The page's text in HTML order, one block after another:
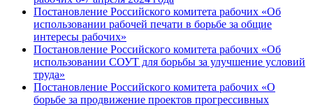
Постановление Российского комитета рабочих «Об
использовании рабочей печати в борьбе за общие
интересы рабочих»
Постановление Российского комитета рабочих «Об
использовании СОУТ для борьбы за улучшение условий
труда»
Постановление Российского комитета рабочих «О
борьбе за продвижение проектов прогрессивных